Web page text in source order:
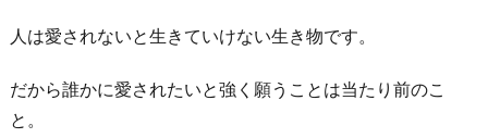
人は愛されないと生きていけない生き物です。
だから誰かに愛されたいと強く願うことは当たり前のこ
と。